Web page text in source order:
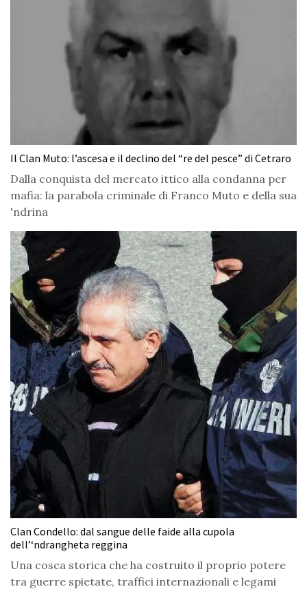
Il Clan Muto: l’ascesa e il declino del “re del pesce” di Cetraro
Dalla conquista del mercato ittico alla condanna per
mafia: la parabola criminale di Franco Muto e della sua
'ndrina
Clan Condello: dal sangue delle faide alla cupola
dell’‘ndrangheta reggina
Una cosca storica che ha costruito il proprio potere
tra guerre spietate, traffici internazionali e legami